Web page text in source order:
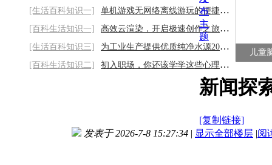
[生活百科知识一]
单机游戏无网络离线游玩的便捷娱乐优势
[百科生活知识一]
高效云渲染，开启极速创作之旅2026/8/9
[生活百科知识三]
为工业生产提供优质纯净水源2026/8/9
[百科生活知识二]
初入职场，你还该学学这些心理法则2026/8/9
儿童
布
主
题
新闻探
[复制链接]
发表于 2026-7-8 15:27:34 | 显示全部楼层 |阅